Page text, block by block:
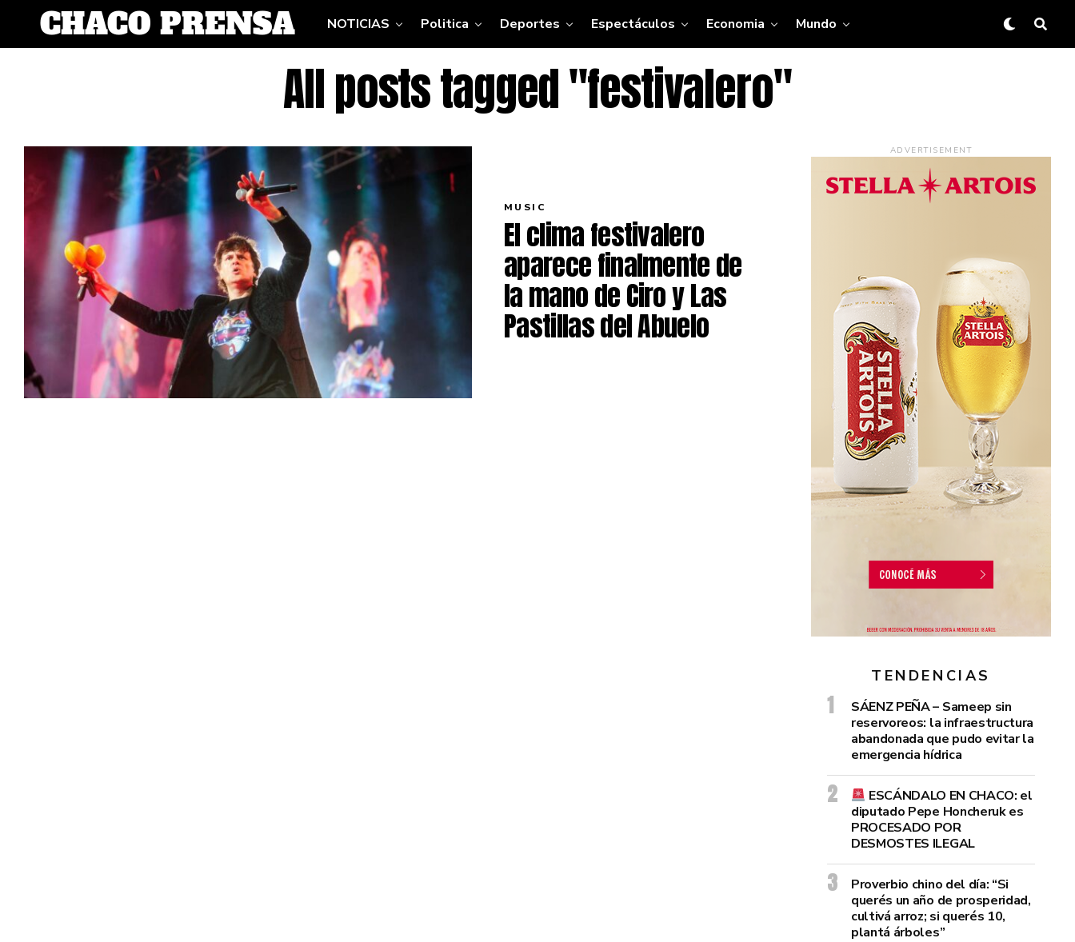
NOTICIAS Politica Deportes Espectáculos Economia Mundo
All posts tagged "festivalero"
MUSIC
El clima festivalero
aparece finalmente de
la mano de Ciro y Las
Pastillas del Abuelo
ADVERTISEMENT
TENDENCIAS
SÁENZ PEÑA – Sameep sin
reservoreos: la infraestructura
abandonada que pudo evitar la
emergencia hídrica
ESCÁNDALO EN CHACO: el
diputado Pepe Honcheruk es
PROCESADO POR
DESMOSTES ILEGAL
Proverbio chino del día: “Si
querés un año de prosperidad,
cultivá arroz; si querés 10,
plantá árboles”